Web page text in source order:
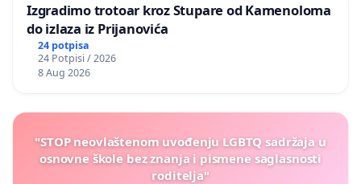
Izgradimo trotoar kroz Stupare od Kamenoloma
do izlaza iz Prijanovića
24 potpisa
24 Potpisi / 2026
8 Aug 2026
"STOP neovlaštenom uvođenju LGBTQ sadržaja u
osnovne škole bez znanja i pismene saglasnosti
roditelja"